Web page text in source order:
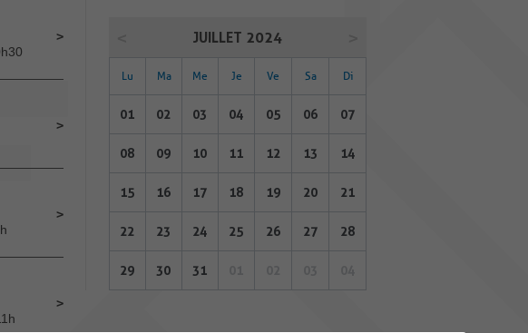
JUILLET 2024
Lu Ma Me Je Ve Sa Di
01 02 03 04 05 06 07
08 09 10 11 12 13 14
15 16 17 18 19 20 21
22 23 24 25 26 27 28
29 30 31